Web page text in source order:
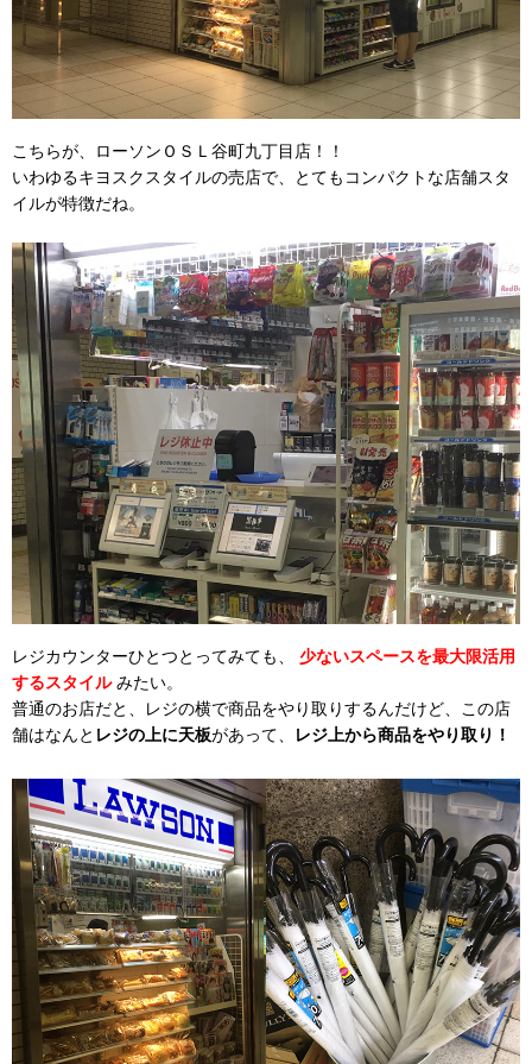
こちらが、ローソンＯＳＬ谷町九丁目店！！
いわゆるキヨスクスタイルの売店で、とてもコンパクトな店舗スタ
イルが特徴だね。
レジカウンターひとつとってみても、
少ないスペースを最大限活用
するスタイル みたい。
普通のお店だと、レジの横で商品をやり取りするんだけど、この店
舗はなんと レジの上に天板があって、 レジ上から商品をやり取り！